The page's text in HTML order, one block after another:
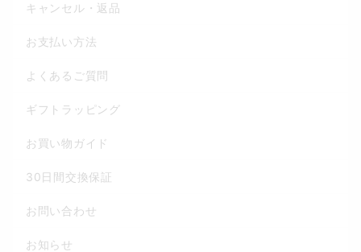
キャンセル・返品
お支払い方法
よくあるご質問
ギフトラッピング
お買い物ガイド
30日間交換保証
お問い合わせ
お知らせ